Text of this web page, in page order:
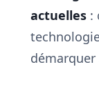
actuelles :